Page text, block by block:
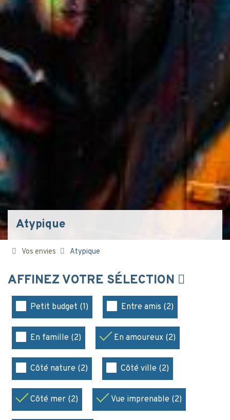
Atypique
Vos envies Atypique
AFFINEZ VOTRE SÉLECTION
Petit budget (1) Entre amis (2)
En famille (2) En amoureux (2)
Côté nature (2) Côté ville (2)
Côté mer (2) Vue imprenable (2)